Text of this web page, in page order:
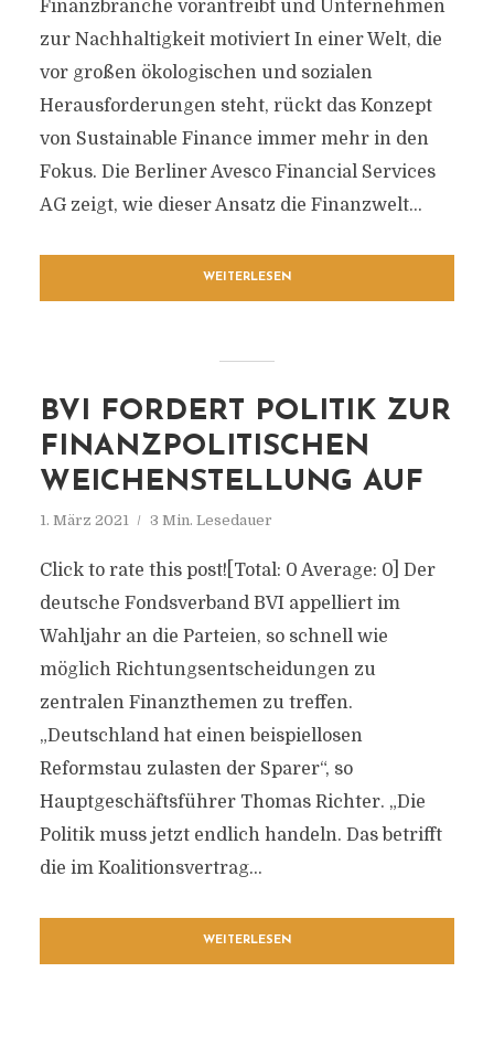
Finanzbranche vorantreibt und Unternehmen
zur Nachhaltigkeit motiviert In einer Welt, die
vor großen ökologischen und sozialen
Herausforderungen steht, rückt das Konzept
von Sustainable Finance immer mehr in den
Fokus. Die Berliner Avesco Financial Services
AG zeigt, wie dieser Ansatz die Finanzwelt...
WEITERLESEN
BVI FORDERT POLITIK ZUR
FINANZPOLITISCHEN
WEICHENSTELLUNG AUF
1. März 2021 3 Min. Lesedauer
Click to rate this post![Total: 0 Average: 0] Der
deutsche Fondsverband BVI appelliert im
Wahljahr an die Parteien, so schnell wie
möglich Richtungsentscheidungen zu
zentralen Finanzthemen zu treffen.
„Deutschland hat einen beispiellosen
Reformstau zulasten der Sparer“, so
Hauptgeschäftsführer Thomas Richter. „Die
Politik muss jetzt endlich handeln. Das betrifft
die im Koalitionsvertrag...
WEITERLESEN